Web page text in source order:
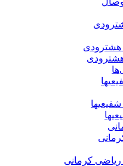
هشترودی
هشترودی
ریاضی کرمانی